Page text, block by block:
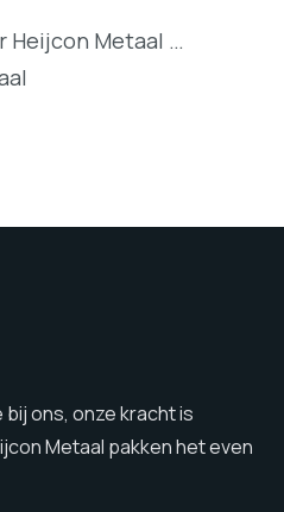
Heijcon Metaal …
ons, onze kracht is
Metaal pakken het even